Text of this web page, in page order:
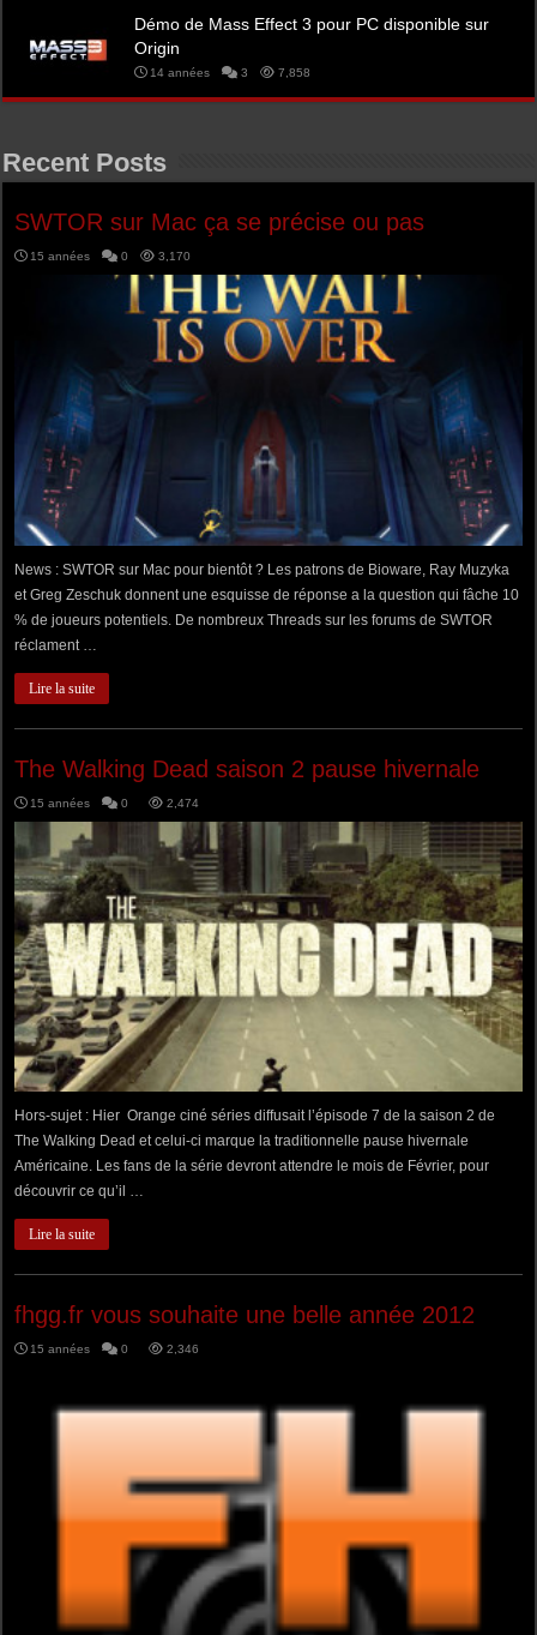
Démo de Mass Effect 3 pour PC disponible sur
Origin
14 années 3 7,858
Recent Posts
SWTOR sur Mac ça se précise ou pas
15 années 0 3,170
News : SWTOR sur Mac pour bientôt ? Les patrons de Bioware, Ray Muzyka
et Greg Zeschuk donnent une esquisse de réponse a la question qui fâche 10
% de joueurs potentiels. De nombreux Threads sur les forums de SWTOR
réclament …
Lire la suite
The Walking Dead saison 2 pause hivernale
15 années 0 2,474
Hors-sujet : Hier Orange ciné séries diffusait l’épisode 7 de la saison 2 de
The Walking Dead et celui-ci marque la traditionnelle pause hivernale
Américaine. Les fans de la série devront attendre le mois de Février, pour
découvrir ce qu’il …
Lire la suite
fhgg.fr vous souhaite une belle année 2012
15 années 0 2,346